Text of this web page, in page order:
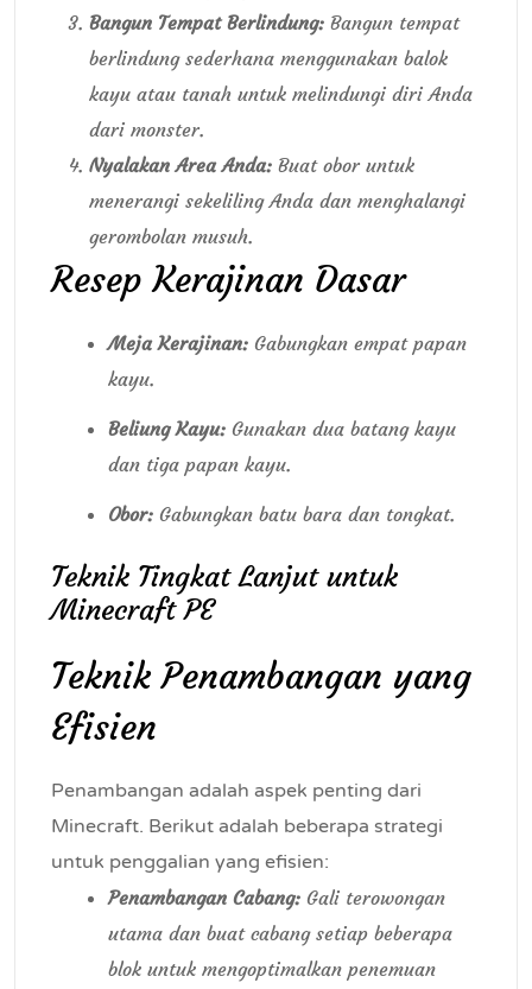
Bangun Tempat Berlindung: Bangun tempat
berlindung sederhana menggunakan balok
kayu atau tanah untuk melindungi diri Anda
dari monster.
Nyalakan Area Anda: Buat obor untuk
menerangi sekeliling Anda dan menghalangi
gerombolan musuh.
Resep Kerajinan Dasar
Meja Kerajinan: Gabungkan empat papan
kayu.
Beliung Kayu: Gunakan dua batang kayu
dan tiga papan kayu.
Obor: Gabungkan batu bara dan tongkat.
Teknik Tingkat Lanjut untuk
Minecraft PE
Teknik Penambangan yang
Efisien
Penambangan adalah aspek penting dari
Minecraft. Berikut adalah beberapa strategi
untuk penggalian yang efisien:
Penambangan Cabang: Gali terowongan
utama dan buat cabang setiap beberapa
blok untuk mengoptimalkan penemuan